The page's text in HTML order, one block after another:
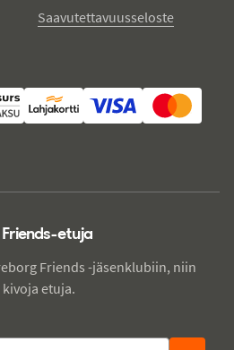
Saavutettavuusseloste
etuja
Friends -jäsenklubiin, niin
etuja.